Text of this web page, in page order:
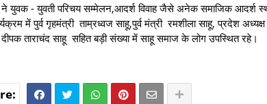
युवक - युवती परिचय सम्मेलन,आदर्श विवाह जैसे अनेक समाजिक आदर्श
में पुर्व गृहमंत्री ताम्रध्वज साहू,पुर्व मंत्री रमशीला साहू, प्रदेश
ताराचंद साहू सहित बड़ी संख्या में साहू समाज के लोग उपस्थित रहे।